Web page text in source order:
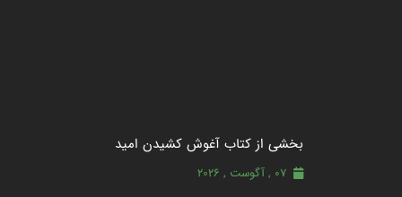
بخشی از کتاب آغوش کشیدن امید
07 , آگوست , 2026